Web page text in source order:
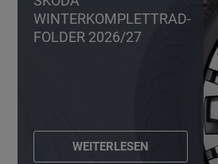
WINTERKOMPLETTRAD-
FOLDER 2026/27
WEITERLESEN